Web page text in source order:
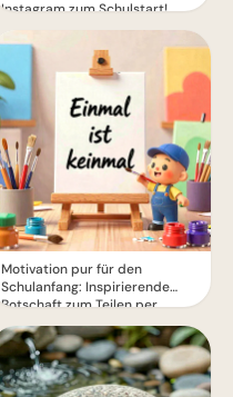
Instagram zum Schulstart!
Motivation pur für den
Schulanfang: Inspirierende
Botschaft zum Teilen per
WhatsApp!